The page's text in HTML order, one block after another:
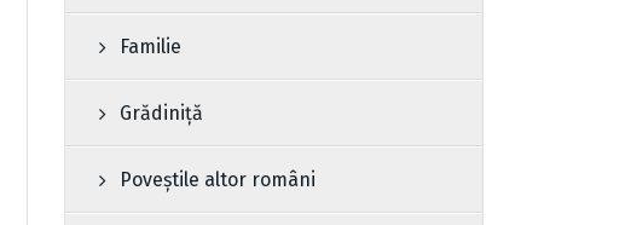
Familie
Grădiniță
Poveștile altor români